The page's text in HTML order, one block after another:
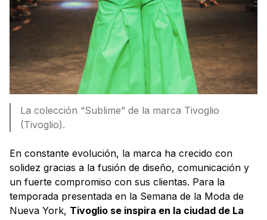
La colección “Sublime” de la marca Tivoglio
(Tivoglio).
En constante evolución, la marca ha crecido con
solidez gracias a la fusión de diseño, comunicación y
un fuerte compromiso con sus clientas. Para la
temporada presentada en la Semana de la Moda de
Nueva York, Tivoglio se inspira en la ciudad de La